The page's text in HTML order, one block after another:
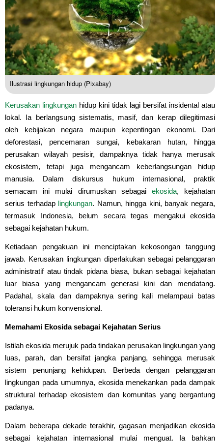
Ilustrasi lingkungan hidup (Pixabay)
Kerusakan lingkungan hidup kini tidak lagi bersifat insidental atau
lokal. Ia berlangsung sistematis, masif, dan kerap dilegitimasi
oleh kebijakan negara maupun kepentingan ekonomi. Dari
deforestasi, pencemaran sungai, kebakaran hutan, hingga
perusakan wilayah pesisir, dampaknya tidak hanya merusak
ekosistem, tetapi juga mengancam keberlangsungan hidup
manusia. Dalam diskursus hukum internasional, praktik
semacam ini mulai dirumuskan sebagai ekosida, kejahatan
serius terhadap lingkungan. Namun, hingga kini, banyak negara,
termasuk Indonesia, belum secara tegas mengakui ekosida
sebagai kejahatan hukum.
Ketiadaan pengakuan ini menciptakan kekosongan tanggung
jawab. Kerusakan lingkungan diperlakukan sebagai pelanggaran
administratif atau tindak pidana biasa, bukan sebagai kejahatan
luar biasa yang mengancam generasi kini dan mendatang.
Padahal, skala dan dampaknya sering kali melampaui batas
toleransi hukum konvensional.
Memahami Ekosida sebagai Kejahatan Serius
Istilah ekosida merujuk pada tindakan perusakan lingkungan yang
luas, parah, dan bersifat jangka panjang, sehingga merusak
sistem penunjang kehidupan. Berbeda dengan pelanggaran
lingkungan pada umumnya, ekosida menekankan pada dampak
struktural terhadap ekosistem dan komunitas yang bergantung
padanya.
Dalam beberapa dekade terakhir, gagasan menjadikan ekosida
sebagai kejahatan internasional mulai menguat. Ia bahkan